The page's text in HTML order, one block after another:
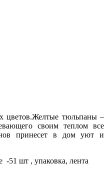
цветов.Желтые тюльпаны –
своим теплом все
принесет в дом уют и
-51 шт , упаковка, лента